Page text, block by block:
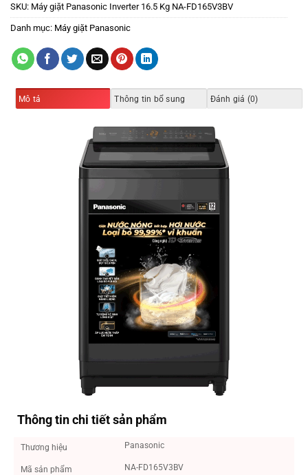
SKU: Máy giặt Panasonic Inverter 16.5 Kg NA-FD165V3BV
Danh mục: Máy giặt Panasonic
Mô tả Thông tin bổ sung Đánh giá (0)
Thông tin chi tiết sản phẩm
Thương hiệu Panasonic
Mã sản phẩm NA-FD165V3BV